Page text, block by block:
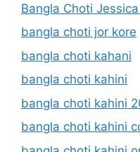
Bangla Choti
bangla choti jor kore
bangla choti kahani
bangla choti kahini
bangla choti kahini
bangla choti kahini